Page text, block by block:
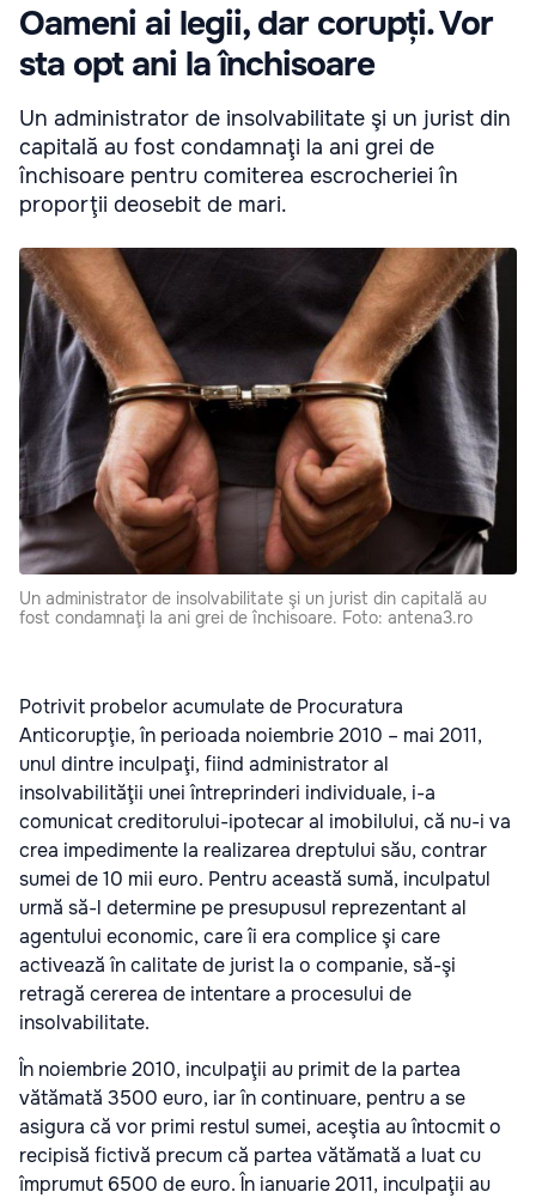
Oameni ai legii, dar corupți. Vor
sta opt ani la închisoare
Un administrator de insolvabilitate şi un jurist din
capitală au fost condamnaţi la ani grei de
închisoare pentru comiterea escrocheriei în
proporţii deosebit de mari.
Un administrator de insolvabilitate şi un jurist din capitală au
fost condamnaţi la ani grei de închisoare. Foto: antena3.ro
Potrivit probelor acumulate de Procuratura
Anticorupţie, în perioada noiembrie 2010 – mai 2011,
unul dintre inculpaţi, fiind administrator al
insolvabilităţii unei întreprinderi individuale, i-a
comunicat creditorului-ipotecar al imobilului, că nu-i va
crea impedimente la realizarea dreptului său, contrar
sumei de 10 mii euro. Pentru această sumă, inculpatul
urmă să-l determine pe presupusul reprezentant al
agentului economic, care îi era complice şi care
activează în calitate de jurist la o companie, să-şi
retragă cererea de intentare a procesului de
insolvabilitate.
În noiembrie 2010, inculpaţii au primit de la partea
vătămată 3500 euro, iar în continuare, pentru a se
asigura că vor primi restul sumei, aceştia au întocmit o
recipisă fictivă precum că partea vătămată a luat cu
împrumut 6500 de euro. În ianuarie 2011, inculpaţii au